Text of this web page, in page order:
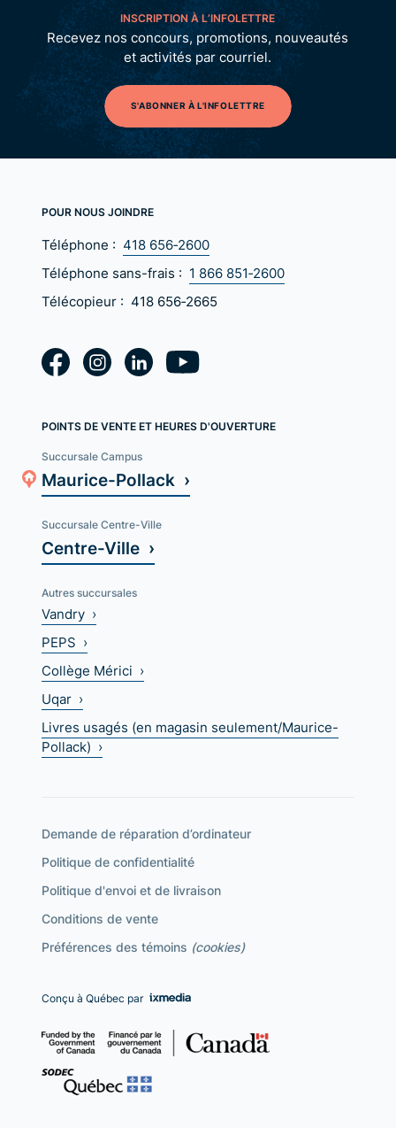
INSCRIPTION À L’INFOLETTRE
Recevez nos concours, promotions, nouveautés
et activités par courriel.
S'ABONNER À L'INFOLETTRE
POUR NOUS JOINDRE
Téléphone : 418 656‑2600
Téléphone sans-frais : 1 866 851‑2600
Télécopieur : 418 656‑2665
POINTS DE VENTE ET HEURES D'OUVERTURE
Succursale Campus
Maurice-Pollack ›
Succursale Centre-Ville
Centre-Ville ›
Autres succursales
Vandry ›
PEPS ›
Collège Mérici ›
Uqar ›
Livres usagés (en magasin seulement/Maurice-
Pollack) ›
Demande de réparation d’ordinateur
Politique de confidentialité
Politique d'envoi et de livraison
Conditions de vente
Préférences des témoins (cookies)
Conçu à Québec par